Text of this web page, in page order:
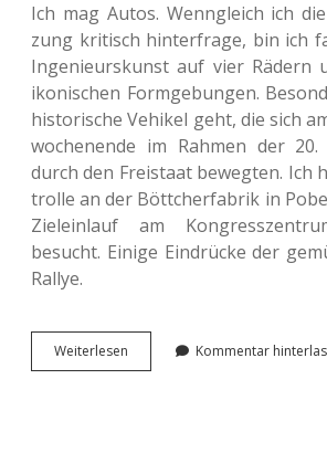
Ich mag Autos. Wenn­gleich ich
zung kri­tisch hin­ter­fra­ge, bin ich
Inge­nieurs­kunst auf vier Rädern
iko­ni­schen Form­ge­bun­gen.
his­to­ri­sche Vehi­kel geht, die sich
wo­chen­en­de im Rahmen der 20.
durch den Frei­staat beweg­ten. Ich
trol­le an der Bött­cher­fa­brik in
Ziel­ein­lauf am
besucht. Einige Ein­drü­cke der
Rallye.
Wei­ter­le­sen
Besuch
Kommentar